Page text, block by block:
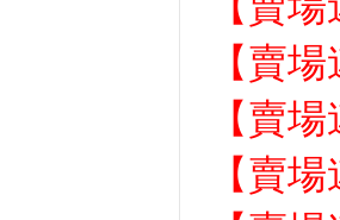
【賣場
【賣場
【賣場